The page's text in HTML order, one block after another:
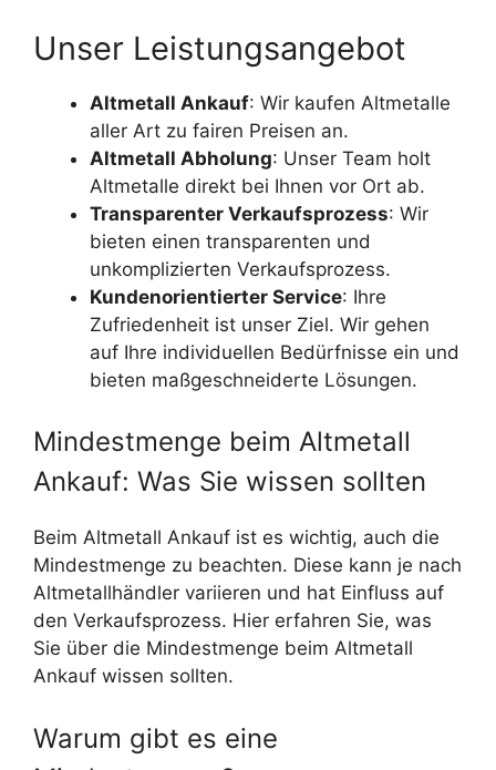
Unser Leistungsangebot
Altmetall Ankauf: Wir kaufen Altmetalle
aller Art zu fairen Preisen an.
Altmetall Abholung: Unser Team holt
Altmetalle direkt bei Ihnen vor Ort ab.
Transparenter Verkaufsprozess: Wir
bieten einen transparenten und
unkomplizierten Verkaufsprozess.
Kundenorientierter Service: Ihre
Zufriedenheit ist unser Ziel. Wir gehen
auf Ihre individuellen Bedürfnisse ein und
bieten maßgeschneiderte Lösungen.
Mindestmenge beim Altmetall
Ankauf: Was Sie wissen sollten
Beim Altmetall Ankauf ist es wichtig, auch die
Mindestmenge zu beachten. Diese kann je nach
Altmetallhändler variieren und hat Einfluss auf
den Verkaufsprozess. Hier erfahren Sie, was
Sie über die Mindestmenge beim Altmetall
Ankauf wissen sollten.
Warum gibt es eine